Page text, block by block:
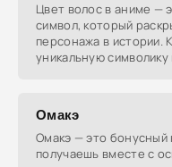
Цвет волос в аниме —
символ, который
персонажа в истории.
уникальную
Омакэ
Омакэ — это бонусный
получаешь вместе с